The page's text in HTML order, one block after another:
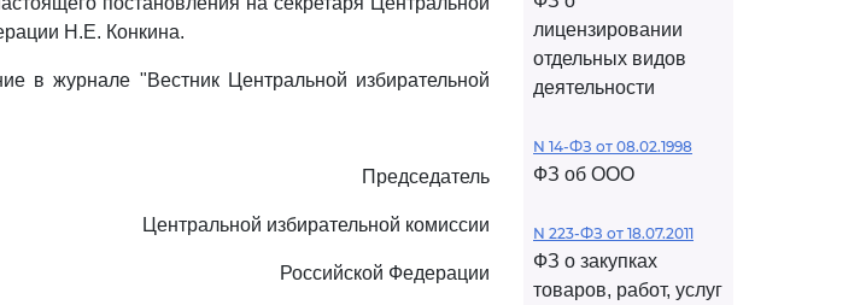
Н.Е. Конкина.
в журнале "Вестник Центральной избирательной
Председатель
Центральной избирательной комиссии
Российской Федерации
лицензировании
отдельных видов
деятельности
N 14-ФЗ от 08.02.1998
ФЗ об ООО
N 223-ФЗ от 18.07.2011
ФЗ о закупках
товаров, работ, услуг